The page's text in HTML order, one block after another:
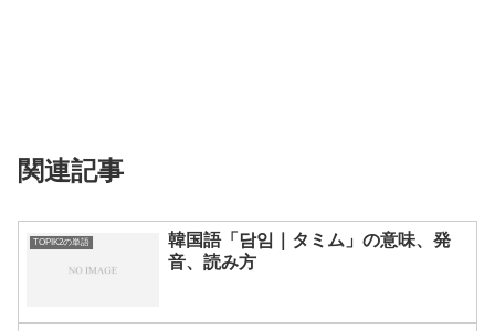
関連記事
TOPIK2の単語
韓国語「담임｜タミム」の意味、発
音、読み方